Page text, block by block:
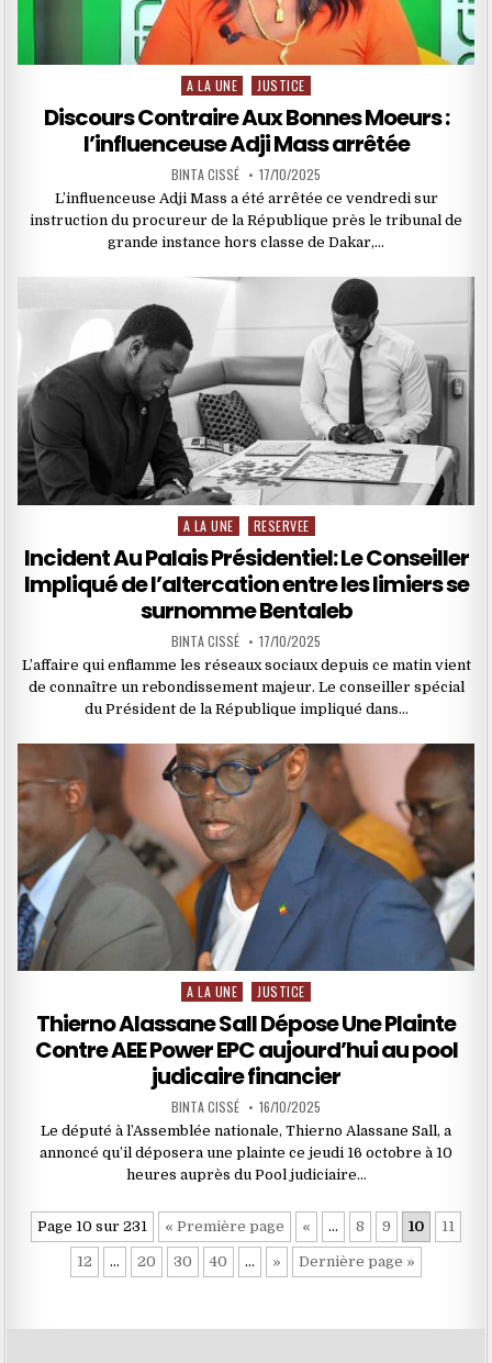
Posted
in
A LA UNE JUSTICE
Discours Contraire Aux Bonnes Moeurs :
l’influenceuse Adji Mass arrêtée
BINTA CISSÉ 17/10/2025
L’influenceuse Adji Mass a été arrêtée ce vendredi sur
instruction du procureur de la République près le tribunal de
grande instance hors classe de Dakar,…
Posted
in
A LA UNE RESERVEE
Incident Au Palais Présidentiel: Le Conseiller
Impliqué de l’altercation entre les limiers se
surnomme Bentaleb
BINTA CISSÉ 17/10/2025
L’affaire qui enflamme les réseaux sociaux depuis ce matin vient
de connaître un rebondissement majeur. Le conseiller spécial
du Président de la République impliqué dans…
Posted
A LA UNE JUSTICE
Thierno Alassane Sall Dépose Une Plainte
Contre AEE Power EPC aujourd’hui au pool
judicaire financier
BINTA CISSÉ 16/10/2025
Le député à l’Assemblée nationale, Thierno Alassane Sall, a
annoncé qu’il déposera une plainte ce jeudi 16 octobre à 10
heures auprès du Pool judiciaire…
Page 10 sur 231 « Première page « … 8 9 10 11
12 … 20 30 40 … » Dernière page »